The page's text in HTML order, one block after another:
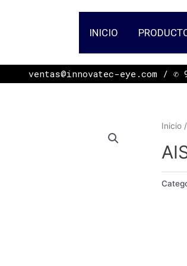
INICIO
ㅤㅤㅤㅤㅤㅤㅤㅤㅤㅤㅤㅤㅤㅤㅤㅤㅤㅤㅤㅤㅤㅤㅤㅤㅤㅤㅤㅤㅤㅤㅤㅤㅤㅤㅤㅤㅤㅤㅤ
Inicio /